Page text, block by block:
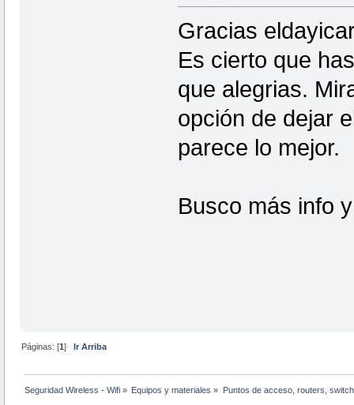
Gracias
Es cierto que
que alegrias.
opción de dejar
parece lo mejor.
Busco más info
Páginas: [1] Ir Arriba
Seguridad Wireless - Wifi » Equipos y materiales » Puntos de acceso, routers,